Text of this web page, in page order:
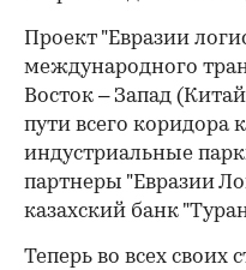
Проект "Евразии
международного
Восток – Запад
пути всего коридора
индустриальные
партнеры "Евразии
казахский банк
Теперь во всех